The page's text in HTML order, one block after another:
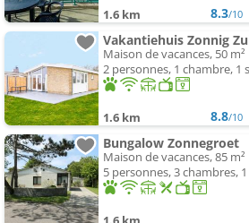
1.6 km 8.3/10
Vakantiehuis Zonnig
Maison de vacances, 50 m²
2 personnes, 1 chambre, 1
1.6 km 8.8/10
Bungalow Zonnegroet
Maison de vacances, 85 m²
5 personnes, 3 chambres,